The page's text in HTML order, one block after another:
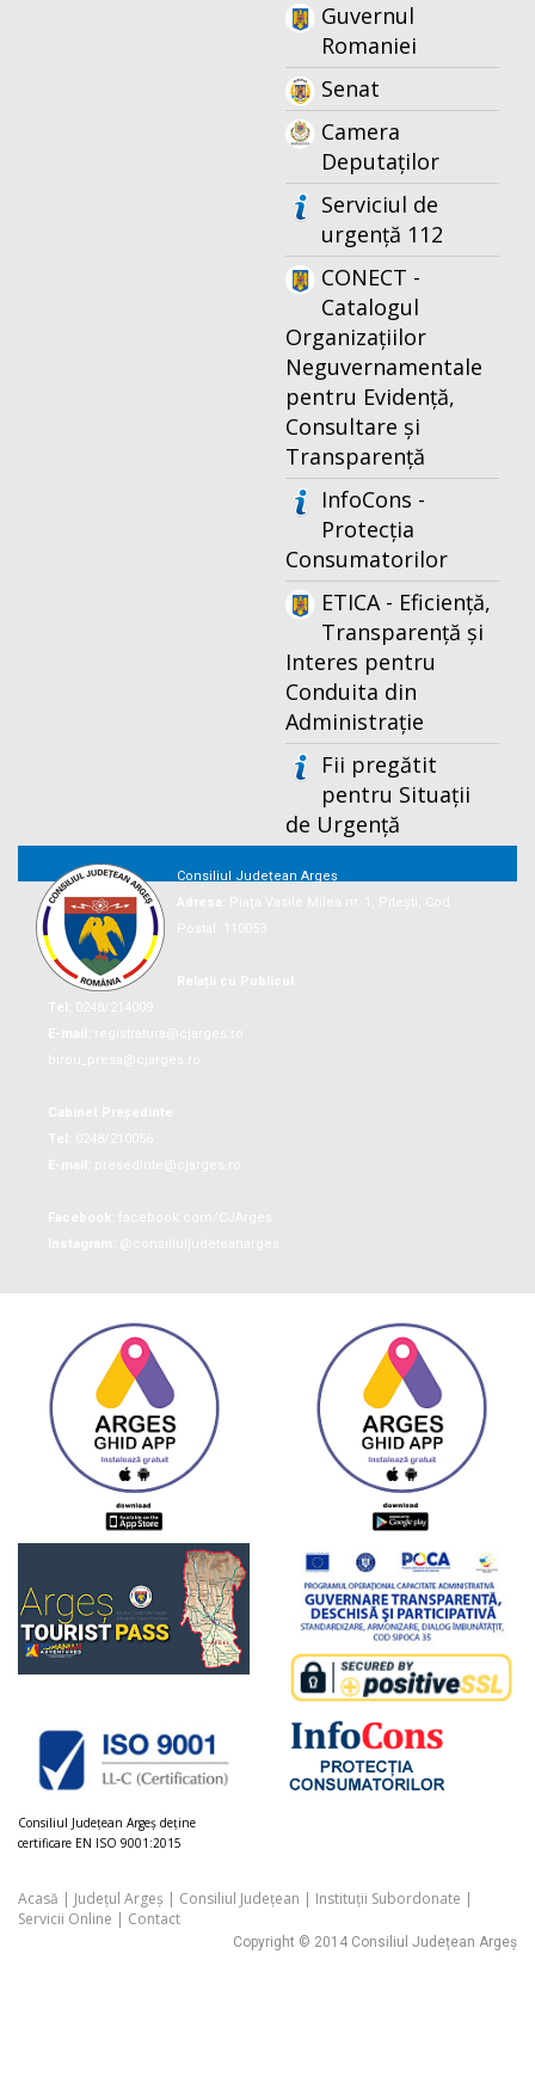
Guvernul
Romaniei
Senat
Camera
Deputaților
Serviciul de
urgență 112
CONECT -
Catalogul
Organizațiilor
Neguvernamentale
pentru Evidență,
Consultare și
Transparență
InfoCons -
Protecția
Consumatorilor
ETICA - Eficiență,
Transparență și
Interes pentru
Conduita din
Administrație
Fii pregătit
pentru Situații
de Urgență
Consiliul Județean Argeș
Consiliul Judeţean Argeș deţine
certificare EN ISO 9001:2015
Acasă | Județul Argeș | Consiliul Județean | Instituții Subordonate |
Servicii Online | Contact
Copyright © 2014 Consiliul Județean Argeș